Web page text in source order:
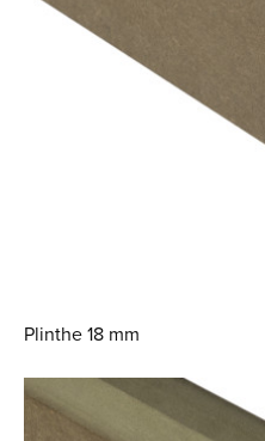
Plinthe 18 mm